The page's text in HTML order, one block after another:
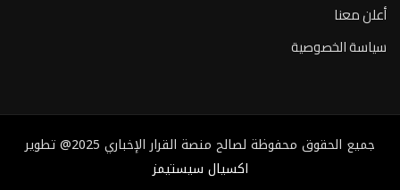
أعلن معنا
سياسة الخصوصية
جميع الحقوق محفوظة لصالح منصة القرار الإخباري 2025@ تطوير
اكسيال سيستيمز